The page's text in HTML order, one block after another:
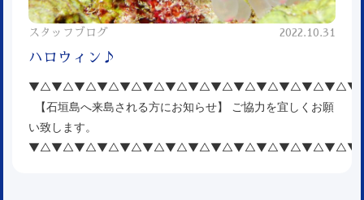
スタッフブログ 2022.10.31
ハロウィン♪
【石垣島へ来島される方にお知らせ】 ご協力を宜しくお願
い致します。